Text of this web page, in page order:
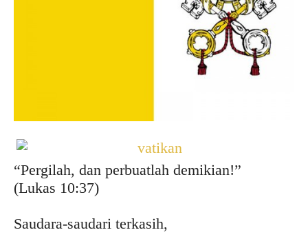
“Pergilah, dan perbuatlah demikian!”
(Lukas 10:37)
Saudara-saudari terkasih,